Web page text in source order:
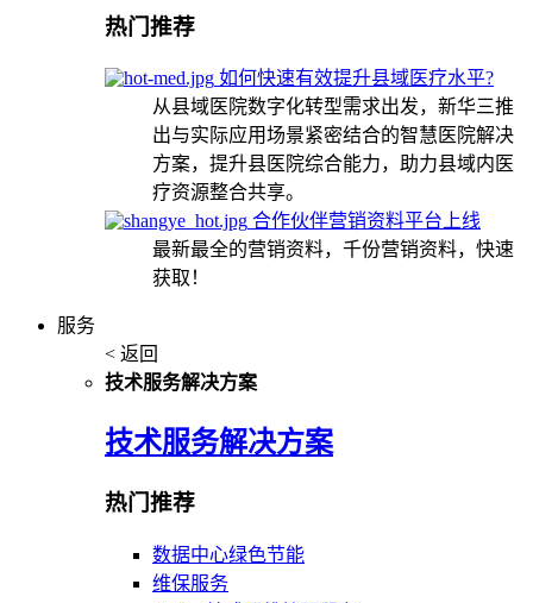
热门推荐
如何快速有效提升县域医疗水平?
从县域医院数字化转型需求出发，新华三推
出与实际应用场景紧密结合的智慧医院解决
方案，提升县医院综合能力，助力县域内医
疗资源整合共享。
合作伙伴营销资料平台上线
最新最全的营销资料，千份营销资料，快速
获取！
服务
< 返回
技术服务解决方案
技术服务解决方案
热门推荐
数据中心绿色节能
维保服务